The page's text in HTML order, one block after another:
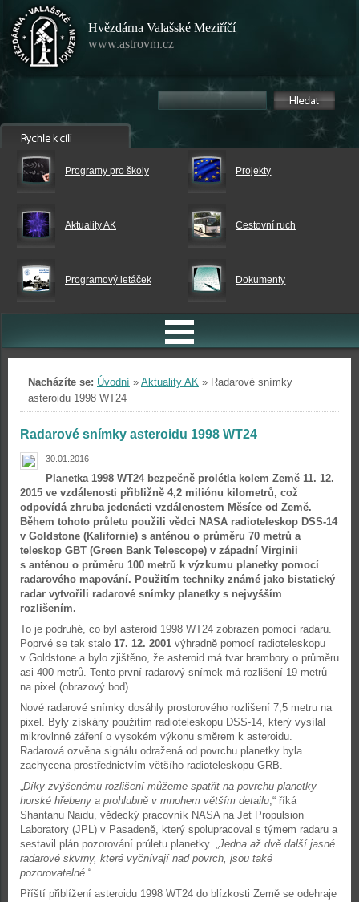
Hvězdárna Valašské Meziříčí
www.astrovm.cz
Programy pro školy Projekty
Aktuality AK Cestovní ruch
Programový letáček Dokumenty
Nacházíte se: Úvodní » Aktuality AK » Radarové snímky
asteroidu 1998 WT24
Radarové snímky asteroidu 1998 WT24
30.01.2016
Planetka 1998 WT24 bezpečně prolétla kolem Země 11. 12.
2015 ve vzdálenosti přibližně 4,2 miliónu kilometrů, což
odpovídá zhruba jedenácti vzdálenostem Měsíce od Země.
Během tohoto průletu použili vědci NASA radioteleskop DSS-14
v Goldstone (Kalifornie) s anténou o průměru 70 metrů a
teleskop GBT (Green Bank Telescope) v západní Virginii
s anténou o průměru 100 metrů k výzkumu planetky pomocí
radarového mapování. Použitím techniky známé jako bistatický
radar vytvořili radarové snímky planetky s nejvyšším
rozlišením.
To je podruhé, co byl asteroid 1998 WT24 zobrazen pomocí radaru.
Poprvé se tak stalo 17. 12. 2001 výhradně pomocí radioteleskopu
v Goldstone a bylo zjištěno, že asteroid má tvar brambory o průměru
asi 400 metrů. Tento první radarový snímek má rozlišení 19 metrů
na pixel (obrazový bod).
Nové radarové snímky dosáhly prostorového rozlišení 7,5 metru na
pixel. Byly získány použitím radioteleskopu DSS-14, který vysílal
mikrovlnné záření o vysokém výkonu směrem k asteroidu.
Radarová ozvěna signálu odražená od povrchu planetky byla
zachycena prostřednictvím většího radioteleskopu GRB.
„Díky zvýšenému rozlišení můžeme spatřit na povrchu planetky
horské hřebeny a prohlubně v mnohem větším detailu,“ říká
Shantanu Naidu, vědecký pracovník NASA na Jet Propulsion
Laboratory (JPL) v Pasadeně, který spolupracoval s týmem radaru a
sestavil plán pozorování průletu planetky. „Jedna až dvě další jasné
radarové skvrny, které vyčnívají nad povrch, jsou také
pozorovatelné.“
Příští přiblížení asteroidu 1998 WT24 do blízkosti Země se odehraje